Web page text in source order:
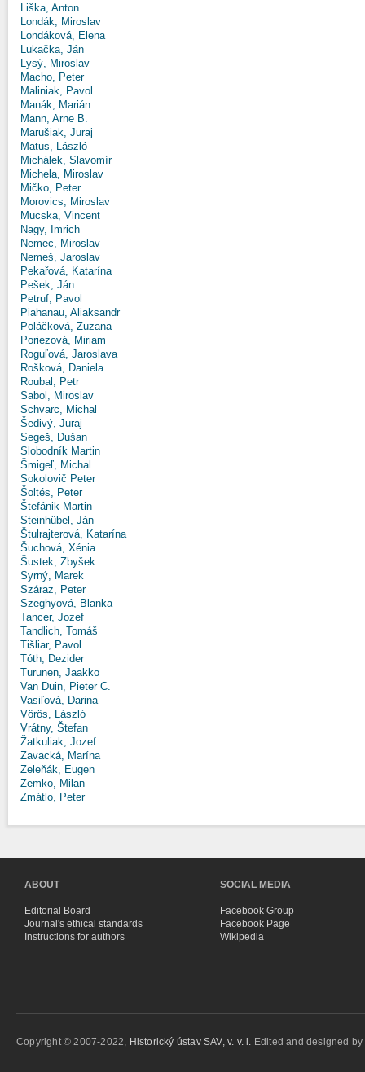
Liška, Anton
Londák, Miroslav
Londáková, Elena
Lukačka, Ján
Lysý, Miroslav
Macho, Peter
Maliniak, Pavol
Manák, Marián
Mann, Arne B.
Marušiak, Juraj
Matus, László
Michálek, Slavomír
Michela, Miroslav
Mičko, Peter
Morovics, Miroslav
Mucska, Vincent
Nagy, Imrich
Nemec, Miroslav
Nemeš, Jaroslav
Pekařová, Katarína
Pešek, Ján
Petruf, Pavol
Piahanau, Aliaksandr
Poláčková, Zuzana
Poriezová, Miriam
Roguľová, Jaroslava
Rošková, Daniela
Roubal, Petr
Sabol, Miroslav
Schvarc, Michal
Šedivý, Juraj
Segeš, Dušan
Slobodník Martin
Šmigeľ, Michal
Sokolovič Peter
Šoltés, Peter
Štefánik Martin
Steinhübel, Ján
Štulrajterová, Katarína
Šuchová, Xénia
Šustek, Zbyšek
Syrný, Marek
Száraz, Peter
Szeghyová, Blanka
Tancer, Jozef
Tandlich, Tomáš
Tišliar, Pavol
Tóth, Dezider
Turunen, Jaakko
Van Duin, Pieter C.
Vasiľová, Darina
Vörös, László
Vrátny, Štefan
Žatkuliak, Jozef
Zavacká, Marína
Zeleňák, Eugen
Zemko, Milan
Zmátlo, Peter
ABOUT
Editorial Board
Journal's ethical standards
Instructions for authors
SOCIAL MEDIA
Facebook Group
Facebook Page
Wikipedia
Copyright © 2007-2022, Historický ústav SAV, v. v. i. Edited and designed by